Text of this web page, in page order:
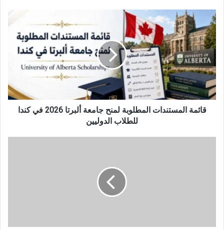
قائمة
المستندات
المطلوبة
لمنح
جامعة
ألبرتا
2026
في
كندا
للطلاب
قائمة المستندات المطلوبة لمنح جامعة ألبرتا 2026 في كندا
للطلاب الدوليين
2027